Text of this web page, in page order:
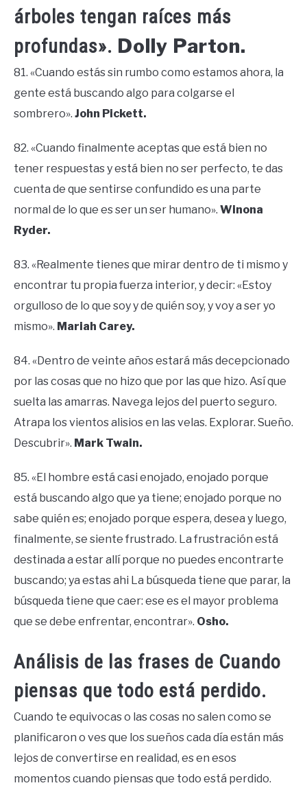
árboles tengan raíces más
profundas». Dolly Parton.
81. «Cuando estás sin rumbo como estamos ahora, la
gente está buscando algo para colgarse el
sombrero». John Pickett.
82. «Cuando finalmente aceptas que está bien no
tener respuestas y está bien no ser perfecto, te das
cuenta de que sentirse confundido es una parte
normal de lo que es ser un ser humano». Winona
Ryder.
83. «Realmente tienes que mirar dentro de ti mismo y
encontrar tu propia fuerza interior, y decir: «Estoy
orgulloso de lo que soy y de quién soy, y voy a ser yo
mismo». Mariah Carey.
84. «Dentro de veinte años estará más decepcionado
por las cosas que no hizo que por las que hizo. Así que
suelta las amarras. Navega lejos del puerto seguro.
Atrapa los vientos alisios en las velas. Explorar. Sueño.
Descubrir». Mark Twain.
85. «El hombre está casi enojado, enojado porque
está buscando algo que ya tiene; enojado porque no
sabe quién es; enojado porque espera, desea y luego,
finalmente, se siente frustrado. La frustración está
destinada a estar allí porque no puedes encontrarte
buscando; ya estas ahi La búsqueda tiene que parar, la
búsqueda tiene que caer: ese es el mayor problema
que se debe enfrentar, encontrar». Osho.
Análisis de las frases de Cuando
piensas que todo está perdido.
Cuando te equivocas o las cosas no salen como se
planificaron o ves que los sueños cada día están más
lejos de convertirse en realidad, es en esos
momentos cuando piensas que todo está perdido.